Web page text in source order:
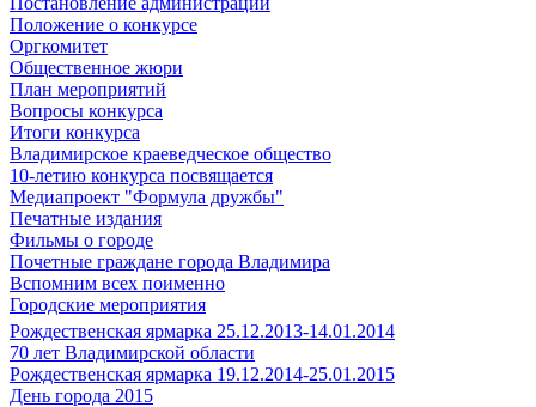
Положение о конкурсе
Оргкомитет
Общественное жюри
План мероприятий
Вопросы конкурса
Итоги конкурса
Владимирское краеведческое общество
10-летию конкурса посвящается
Медиапроект "Формула дружбы"
Печатные издания
Фильмы о городе
Почетные граждане города Владимира
Вспомним всех поименно
Городские мероприятия
Рождественская ярмарка 25.12.2013-14.01.2014
70 лет Владимирской области
Рождественская ярмарка 19.12.2014-25.01.2015
День города 2015